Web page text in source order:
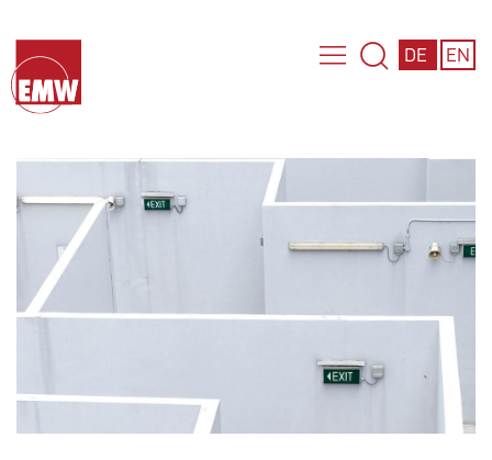
DE EN